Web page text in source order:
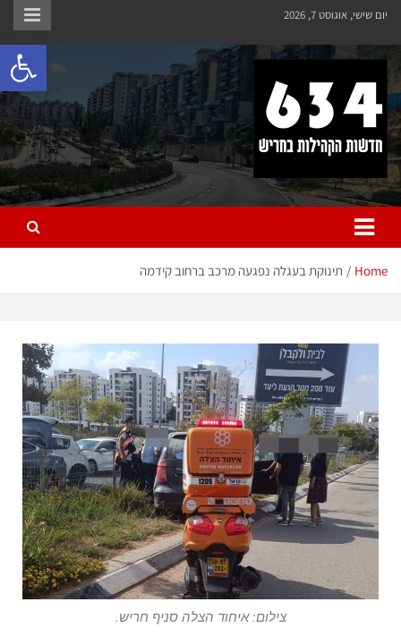
יום שישי, אוגוסט 7, 2026
חריש 634
חדשות הקהילות בחריש
Home תינוקת בעגלה נפגעה מרכב ברחוב קידמה
צילום: איחוד הצלה סניף חריש.